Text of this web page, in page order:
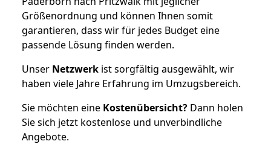
Größenordnung und können Ihnen somit
garantieren, dass wir für jedes Budget eine
passende Lösung finden werden.
Unser Netzwerk ist sorgfältig ausgewählt, wir
haben viele Jahre Erfahrung im Umzugsbereich.
Sie möchten eine Kostenübersicht? Dann holen
Sie sich jetzt kostenlose und unverbindliche
Angebote.